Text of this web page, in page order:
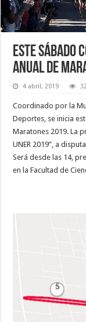
Este sábado
anual de
4 abril, 2019
Coordinado por la
Deportes, se inicia
Maratones 2019. La
UNER 2019”, a
Será desde las 14,
en la Facultad de